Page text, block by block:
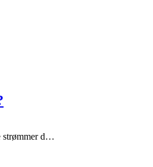
strømmer d…